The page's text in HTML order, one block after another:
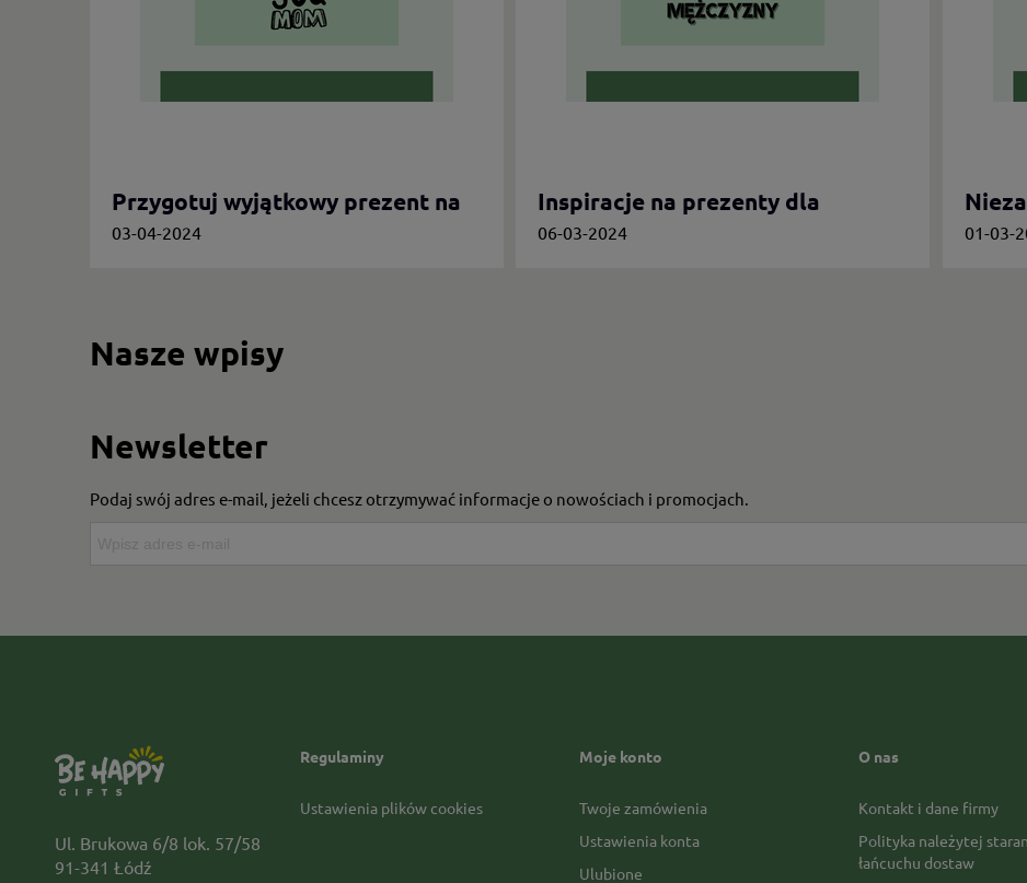
Przygotuj wyjątkowy prezent na
Dzień Mamy.
03-04-2024
Inspiracje na prezenty dla
mężczyzn, którzy cenią
06-03-2024
na
01-03-
Nasze wpisy
Newsletter
Podaj swój adres e-mail, jeżeli chcesz otrzymywać informacje o nowościach i promocjach.
Regulaminy
Ustawienia plików cookies
Moje konto
Twoje zamówienia
Ustawienia konta
Ulubione
O nas
Kontakt i dane firmy
Polityka należytej
łańcuchu dostaw
Ul. Brukowa 6/8 lok. 57/58
91-341 Łódź